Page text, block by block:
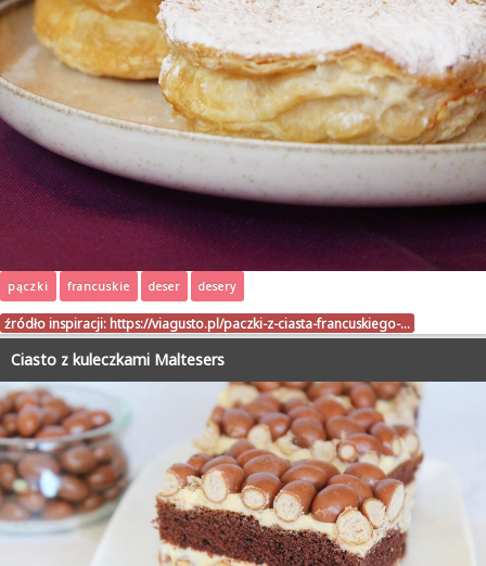
pączki francuskie deser desery
źródło inspiracji: https://viagusto.pl/paczki-z-ciasta-francuskiego-…
Ciasto z kuleczkami Maltesers